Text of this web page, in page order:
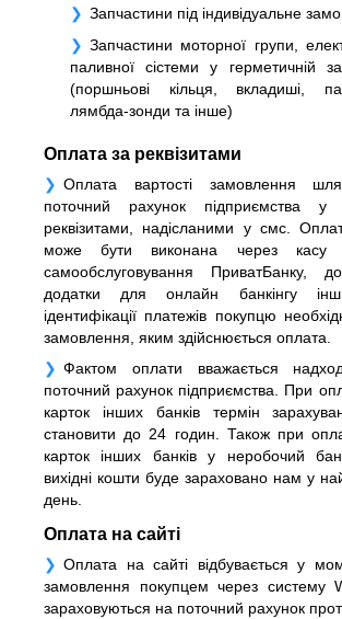
Запчастини під індивідуальне
Запчастини моторної групи,
паливної сістеми у герметичній
(поршньові кільця, вкладиші,
лямбда-зонди та інше)
Оплата за реквізитами
Оплата вартості замовлення
поточний рахунок підприємства у
реквізитами, надісланими у смс.
може бути виконана через касу
самообслуговування ПриватБанку,
додатки для онлайн банкінгу
ідентифікації платежів покупцю
замовлення, яким здійснюється оплата.
Фактом оплати вважається
поточний рахунок підприємства. При
карток інших банків термін
становити до 24 годин. Також при
карток інших банків у неробочий
вихідні кошти буде зараховано нам у
день.
Оплата на сайті
Оплата на сайті відбувається у
замовлення покупцем через систему
зараховуються на поточний рахунок